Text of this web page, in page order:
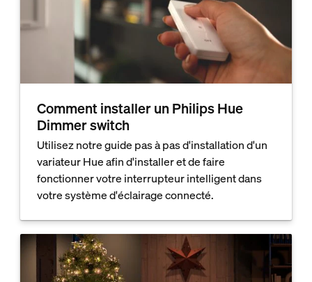
Comment installer un Philips Hue
Dimmer switch
Utilisez notre guide pas à pas d'installation d'un
variateur Hue afin d'installer et de faire
fonctionner votre interrupteur intelligent dans
votre système d'éclairage connecté.